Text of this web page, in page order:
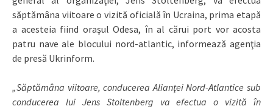
săptămâna viitoare o vizită oficială în Ucraina, prima etapă
a acesteia fiind oraşul Odesa, în al cărui port vor acosta
patru nave ale blocului nord-atlantic, informează agenţia
de presă Ukrinform.
„Săptămâna viitoare, conducerea Alianţei Nord-Atlantice sub
conducerea lui Jens Stoltenberg va efectua o vizită în